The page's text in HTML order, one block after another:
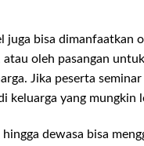
bisa dimanfaatkan
oleh pasangan
Jika peserta
keluarga yang mungkin
dewasa bisa